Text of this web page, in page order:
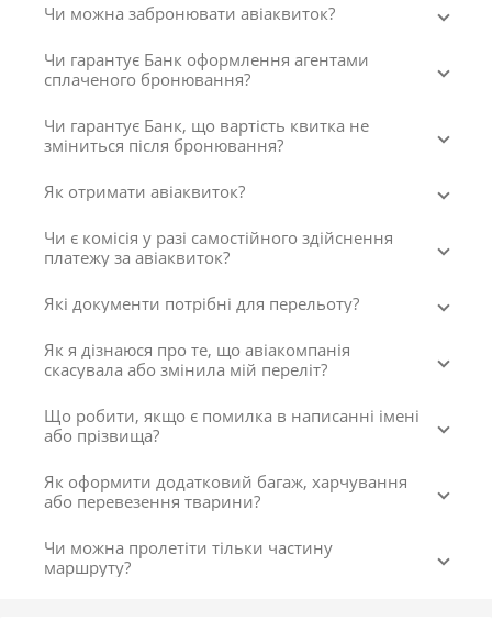
Чи можна забронювати авіаквиток?
Чи гарантує Банк оформлення агентами
сплаченого бронювання?
Чи гарантує Банк, що вартість квитка не
зміниться після бронювання?
Як отримати авіаквиток?
Чи є комісія у разі самостійного здійснення
платежу за авіаквиток?
Які документи потрібні для перельоту?
Як я дізнаюся про те, що авіакомпанія
скасувала або змінила мій переліт?
Що робити, якщо є помилка в написанні імені
або прізвища?
Як оформити додатковий багаж, харчування
або перевезення тварини?
Чи можна пролетіти тільки частину
маршруту?